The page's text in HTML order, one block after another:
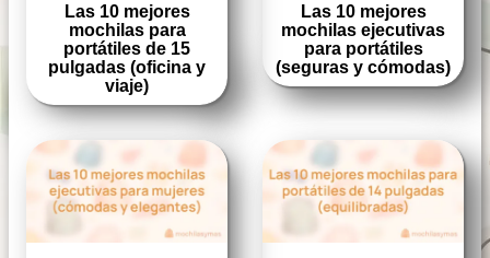
Las 10 mejores
mochilas para
portátiles de 15
pulgadas (oficina y
viaje)
Las 10 mejores
mochilas ejecutivas
para portátiles
(seguras y cómodas)